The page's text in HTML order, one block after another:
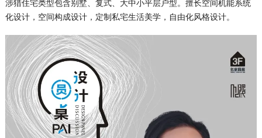
涉猎住宅类型包含别墅、复式、大中小平层户型。擅长空间机能系统
化设计，空间构成设计，定制私宅生活美学，自由化风格设计。